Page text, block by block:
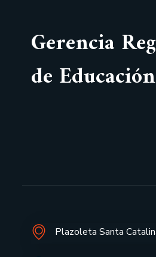
Gerencia
de
Plazoleta Santa